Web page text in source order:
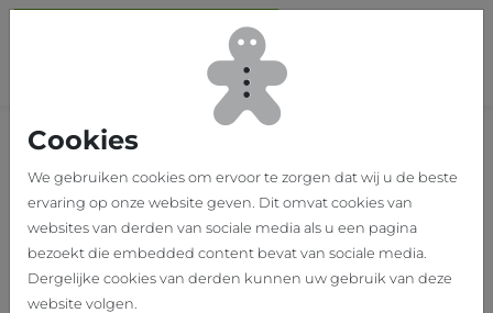
Home Producten STAALWERK
STAALWERK
Verstelbare systemen in staal,
ontwikkeld door Helbig
Cookies
We gebruiken cookies om ervoor te zorgen dat wij u de beste
ervaring op onze website geven. Dit omvat cookies van
websites van derden van sociale media als u een pagina
bezoekt die embedded content bevat van sociale media.
Dergelijke cookies van derden kunnen uw gebruik van deze
website volgen.